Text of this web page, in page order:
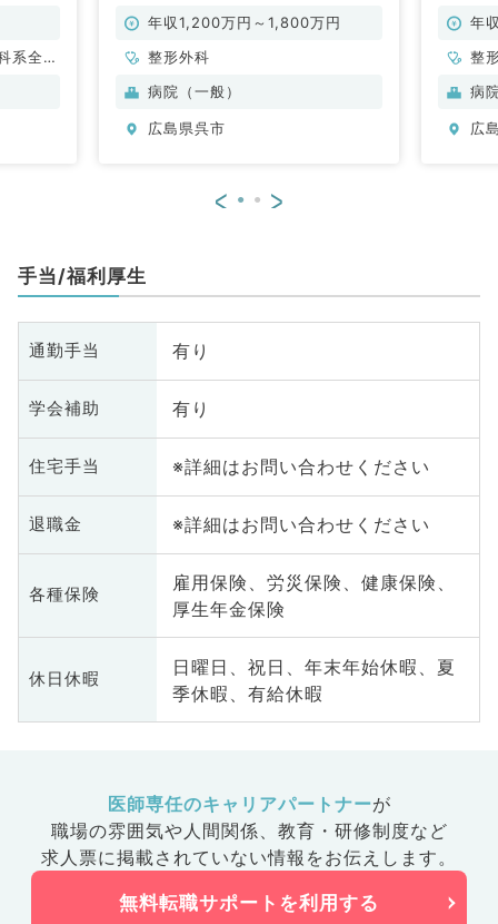
系全
科／常勤）
年収1,200万円～1,800万円
整形外科
病院（一般）
広島県呉市
勤）年
整
般
病
広
< >
手当/福利厚生
通勤手当 有り
学会補助 有り
住宅手当 ※詳細はお問い合わせください
退職金 ※詳細はお問い合わせください
各種保険
雇用保険、労災保険、健康保険、
厚生年金保険
休日休暇
日曜日、祝日、年末年始休暇、夏
季休暇、有給休暇
医師専任のキャリアパートナーが
職場の雰囲気や人間関係、 教育・研修制度など
求人票に掲載されていない情報をお伝えします。
無料転職サポートを利用する